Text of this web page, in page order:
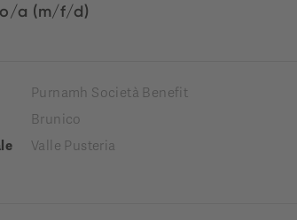
a (m/f/d)
Purnamh Società Benefit
Brunico
Valle Pusteria